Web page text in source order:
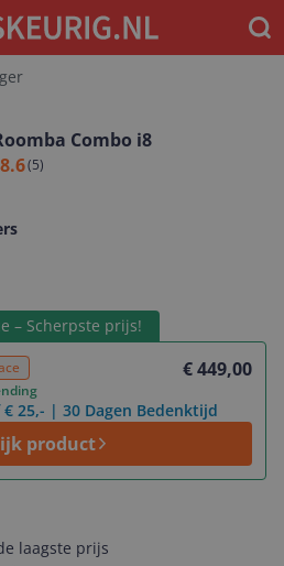
Combo i8
8.6(5)
– Scherpste prijs!
€ 449,00
25,- | 30 Dagen Bedenktijd
product
laagste prijs